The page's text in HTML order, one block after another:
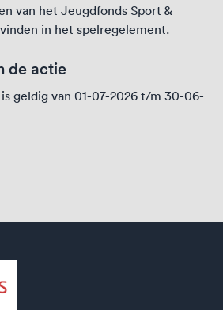
van het Jeugdfonds Sport &
in het spelregelement.
de actie
geldig van 01-07-2026 t/m 30-06-